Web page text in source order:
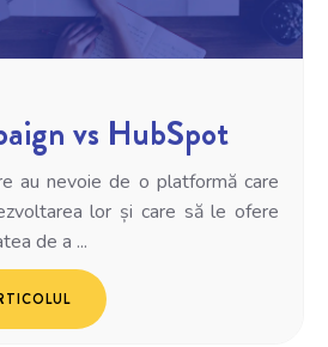
vs HubSpot
au nevoie de o platformă care
lor și care să le ofere
de a ...